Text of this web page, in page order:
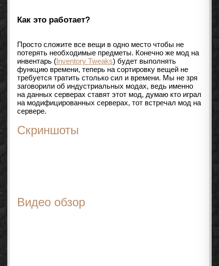
Как это работает?
Просто сложите все вещи в одно место чтобы не
потерять необходимые предметы. Конечно же мод на
инвентарь (Inventory Tweaks) будет выполнять
функцию времени, теперь на сортировку вещей не
требуется тратить столько сил и времени. Мы не зря
заговорили об индустриальных модах, ведь именно
на данных серверах ставят этот мод, думаю кто играл
на модифицированных серверах, тот встречал мод на
сервере.
Скриншоты
Видео обзор